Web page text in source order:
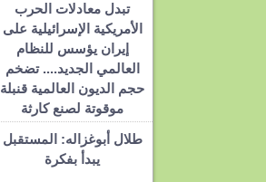
تبدل معادلات الحرب
الأمريكية الإسرائيلية على
إيران يؤسس للنظام
العالمي الجديد.... تضخم
حجم الديون العالمية قنبلة
موقوتة لصنع كارثة
طلال أبوغزاله: المستقبل
يبدأ بفكرة